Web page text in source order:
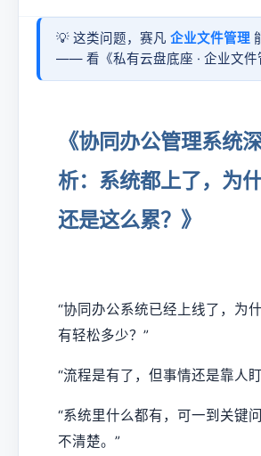
💡 这类问题，赛凡 企业文件管理
—— 看《私有云盘底座 · 企业文
《协同办公管理系统
析：系统都上了，为
还是这么累？》
“协同办公系统已经上线了，为
有轻松多少？”
“流程是有了，但事情还是靠人
“系统里什么都有，可一到关键
不清楚。”